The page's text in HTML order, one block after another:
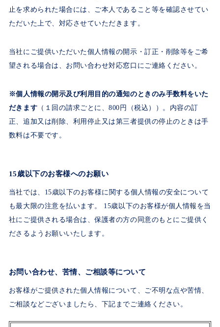
止を求められた場合には、ご本人であること等を確認させてい
ただいた上で、対応させていただきます。
当社にご提供いただいた個人情報の開示・訂正・削除等をご希
望される場合は、お問い合わせ対応窓口にご連絡ください。
※個人情報の開示及び利用目的の通知のときのみ手数料をいた
だきます （１回の請求ごとに、800円（税込））。内容の訂
正、追加又は削除、利用停止又は第三者提供の停止のときは手
数料は不要です。
15歳以下のお客様へのお願い
当社では、15歳以下のお客様に関する個人情報の安全について
も最大限の注意を払います。 15歳以下のお客様が個人情報を当
社にご提供される場合は、保護者の方の同意のもとにご提供く
ださるようお願いいたします。
お問い合わせ、苦情、ご相談等について
お客様がご提供された個人情報について、ご不明な点や苦情、
ご相談などございましたら、下記までご連絡ください。